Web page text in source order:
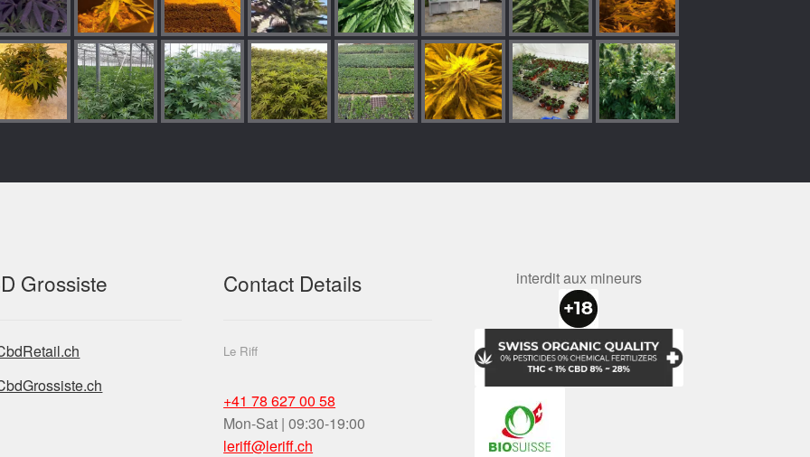
Grossiste Contact Details
Le Riff
+41 78 627 00 58
Mon-Sat | 09:30-19:00
leriff@leriff.ch
interdit aux mineurs